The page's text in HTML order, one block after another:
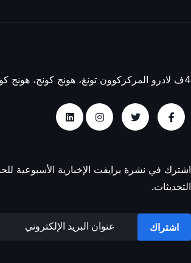
4ف لادرو المركز كوون تونغ، هونج كونج، هونج
اشترك في نشرة برايفت الإخبارية الأسبوعية
التحديثات.
اشتراك